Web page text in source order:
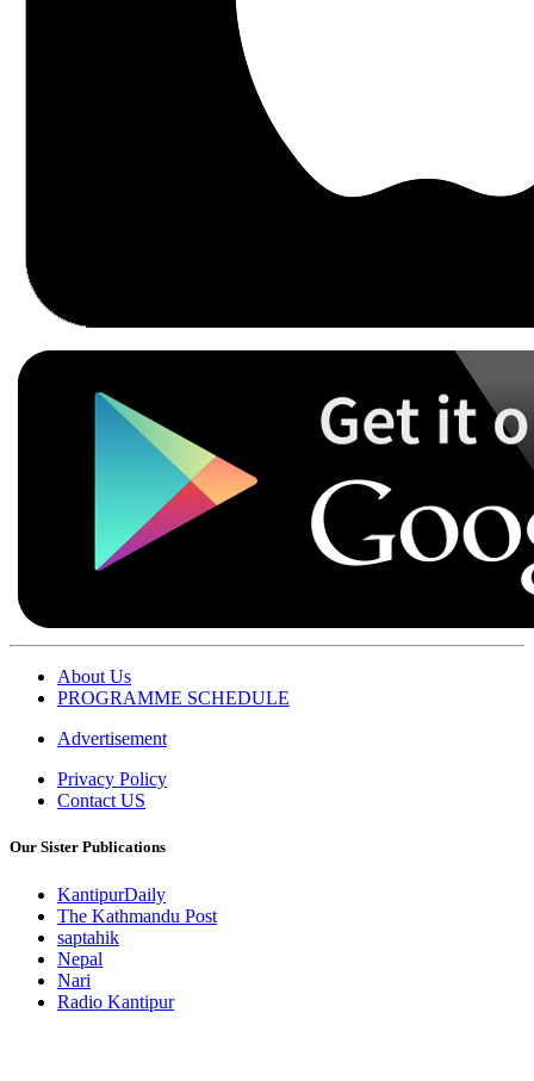
About Us
PROGRAMME SCHEDULE
Advertisement
Privacy Policy
Contact US
Our Sister Publications
KantipurDaily
The Kathmandu Post
saptahik
Nepal
Nari
Radio Kantipur